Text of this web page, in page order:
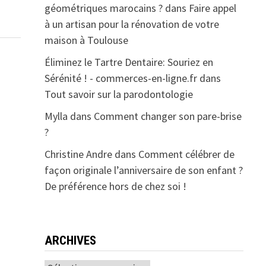
géométriques marocains ?dans Faire appel
à un artisan pour la rénovation de votre
maison à Toulouse
Éliminez le Tartre Dentaire: Souriez en
Sérénité ! - commerces-en-ligne.frdans
Tout savoir sur la parodontologie
Mylla dans Comment changer son pare-brise
?
Christine Andredans Comment célébrer de
façon originale l’anniversaire de son enfant ?
De préférence hors de chez soi !
ARCHIVES